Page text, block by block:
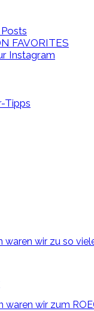
FAVORITES
Instagram
Tipps
waren wir zu so
waren wir zum